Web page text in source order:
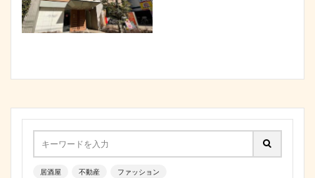
居酒屋 不動産 ファッション